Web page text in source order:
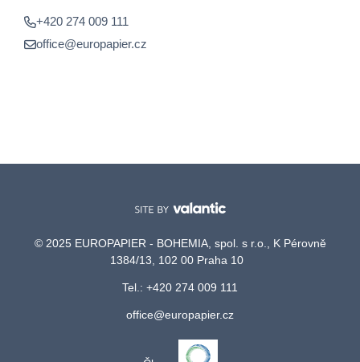
+420 274 009 111
office@europapier.cz
© 2025 EUROPAPIER - BOHEMIA, spol. s r.o., K Pérovně
1384/13, 102 00 Praha 10
Tel.: +420 274 009 111
office@europapier.cz